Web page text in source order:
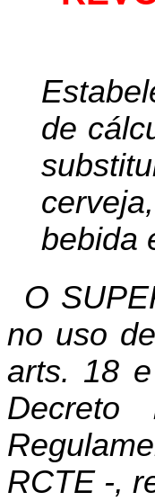
de
bebida
O
no uso
arts. 18
RCTE -,